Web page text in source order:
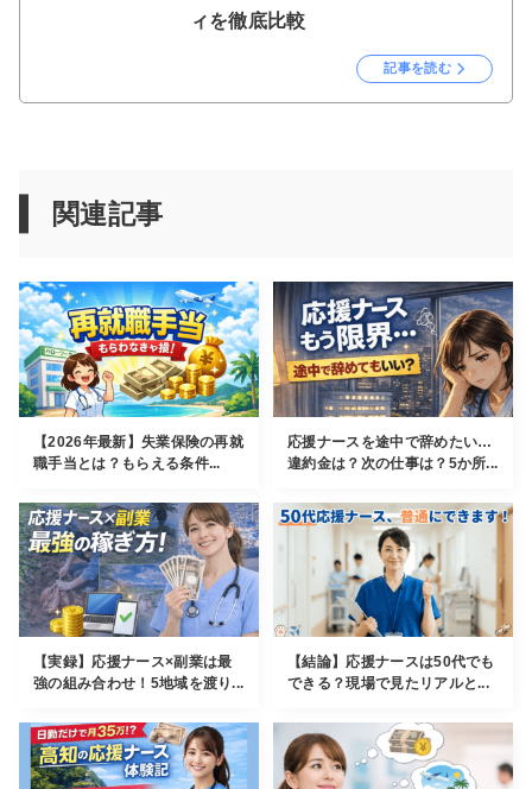
ィを徹底比較
記事を読む
関連記事
【2026年最新】失業保険の再就
職手当とは？もらえる条件...
応援ナースを途中で辞めたい…
違約金は？次の仕事は？5か所...
【実録】応援ナース×副業は最
強の組み合わせ！5地域を渡り...
【結論】応援ナースは50代でも
できる？現場で見たリアルと...